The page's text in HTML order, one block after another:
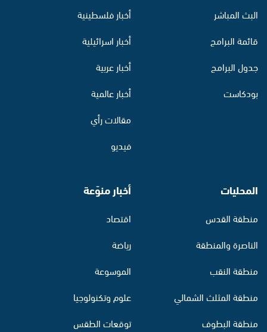
البث المباشر
قائمة البرامج
جدول البرامج
بودكاست
أخبار فلسطينية
أخبار اسرائيلية
أخبار عربية
أخبار عالمية
مقالات رأي
فيديو
المحليات
منطقة القدس
الناصرة والمنطقة
منطقة النقب
منطقة المثلث الشمالي
منطقة البطوف
أخبار منوّعة
اقتصاد
رياضة
الموسوعة
علوم وتكنولوجيا
توقعات الطقس